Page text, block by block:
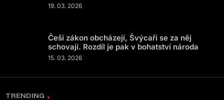
19. 03. 2026
Češi zákon obcházejí, Švýcaři se za něj
schovají. Rozdíl je pak v bohatství národa
15. 03. 2026
TRENDING